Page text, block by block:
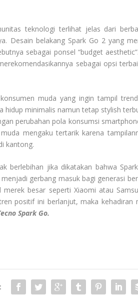
teknologi terlihat jelas dari
Desain belakang Spark Go 2 yang
sebagai ponsel “budget
sebagai opsi
muda yang ingin tampil
hidup minimalis namun tetap stylish
perubahan pola konsumsi
mengaku tertarik karena
kantong.
berlebihan jika dikatakan bahwa
gerbang masuk bagi generasi
besar seperti Xiaomi atau
positif ini berlanjut, maka
Spark Go.